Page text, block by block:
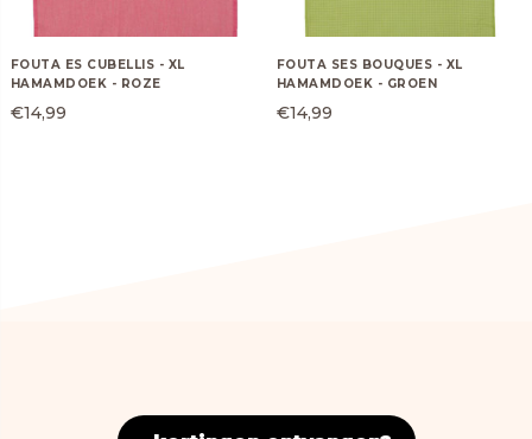
FOUTA ES CUBELLIS - XL
HAMAMDOEK - ROZE
€14,99
FOUTA SES BOUQUES - XL
HAMAMDOEK - GROEN
€14,99